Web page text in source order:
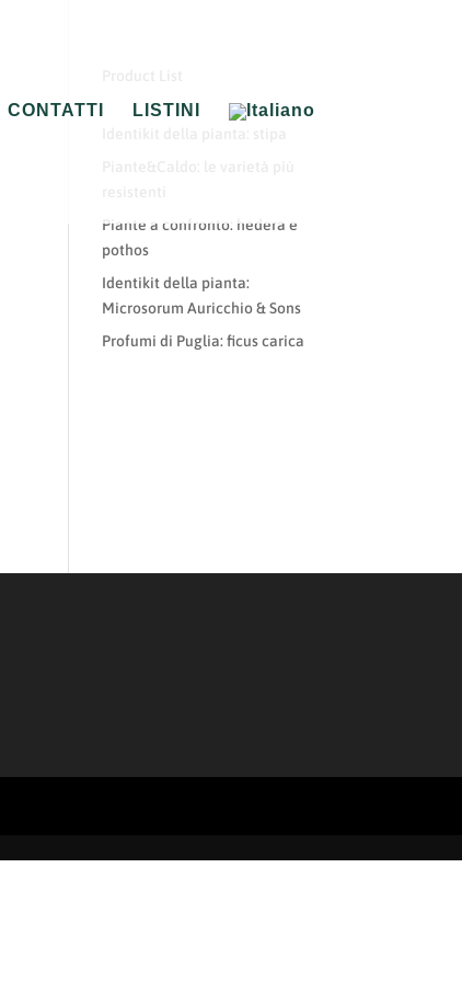
CONTATTI LISTINI
Piante a confronto: hedera e
pothos
Identikit della pianta:
Microsorum Auricchio & Sons
Profumi di Puglia: ficus carica